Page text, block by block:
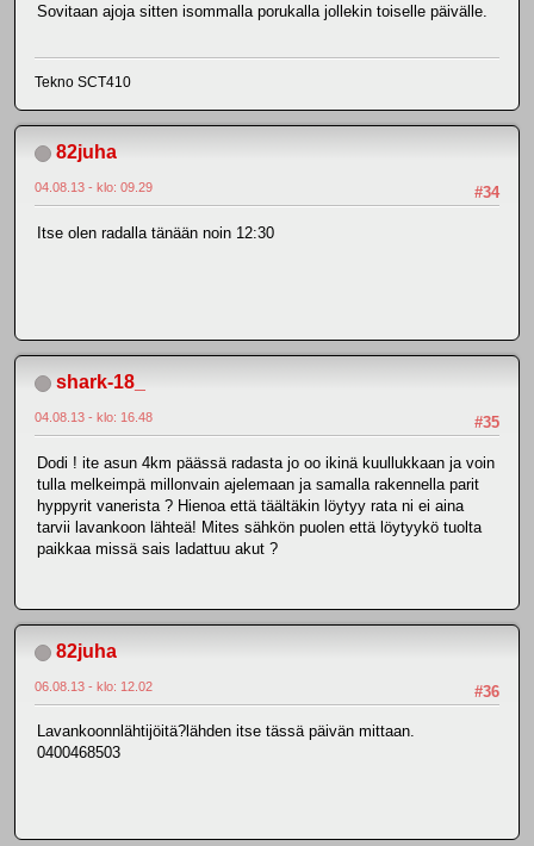
Sovitaan ajoja sitten isommalla porukalla jollekin toiselle päivälle.
Tekno SCT410
82juha
#34
04.08.13 - klo: 09.29
Itse olen radalla tänään noin 12:30
shark-18_
#35
04.08.13 - klo: 16.48
Dodi ! ite asun 4km päässä radasta jo oo ikinä kuullukkaan ja voin
tulla melkeimpä millonvain ajelemaan ja samalla rakennella parit
hyppyrit vanerista ? Hienoa että täältäkin löytyy rata ni ei aina
tarvii lavankoon lähteä! Mites sähkön puolen että löytyykö tuolta
paikkaa missä sais ladattuu akut ?
82juha
#36
06.08.13 - klo: 12.02
Lavankoonnlähtijöitä?lähden itse tässä päivän mittaan.
0400468503